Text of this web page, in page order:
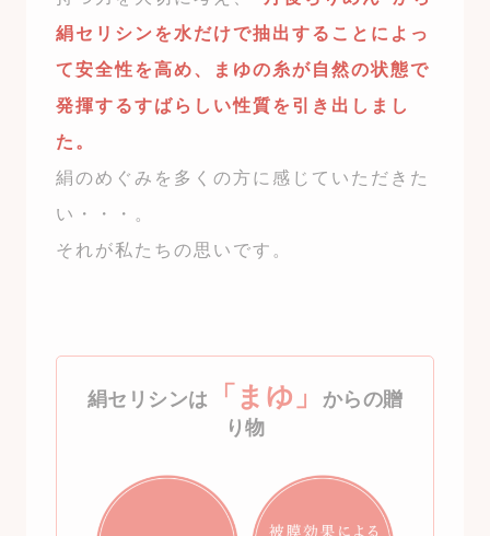
絹セリシンを水だけで抽出することによっ
て安全性を高め、まゆの糸が自然の状態で
発揮するすばらしい性質を引き出しまし
た。
絹のめぐみを多くの方に感じていただきた
い・・・。
それが私たちの思いです。
絹セリシンは 「まゆ」
からの贈
り物